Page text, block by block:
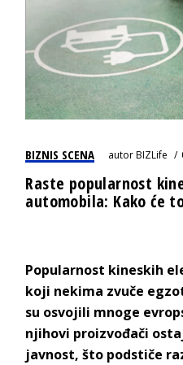
BIZNIS SCENA autorBIZLife
Raste popularnost
automobila: Kako će
Popularnost kineskih
koji nekima zvuče
su osvojili mnoge
njihovi proizvođači
javnost, što podstiče